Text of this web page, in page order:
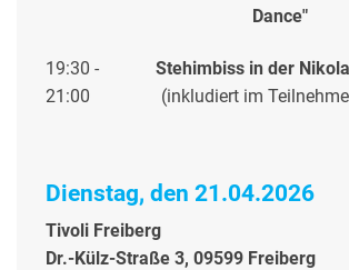
Dance"
19:30 -
21:00
Stehimbiss in der
(inkludiert im
Dienstag, den 21.04.2026
Tivoli Freiberg
Dr.-Külz-Straße 3, 09599 Freiberg